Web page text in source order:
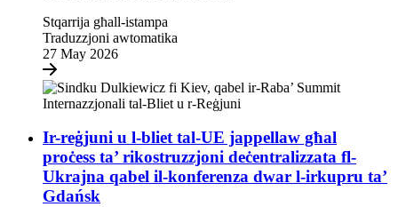
Stqarrija għall-istampa
Traduzzjoni awtomatika
27 May 2026
Ir-reġjuni u l-bliet tal-UE jappellaw għal
proċess ta’ rikostruzzjoni deċentralizzata fl-
Ukrajna qabel il-konferenza dwar l-irkupru ta’
Gdańsk